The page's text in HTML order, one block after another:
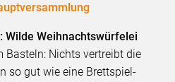
Wilde Weihnachtswürfelei
Basteln: Nichts vertreibt die
so gut wie eine Brettspiel-